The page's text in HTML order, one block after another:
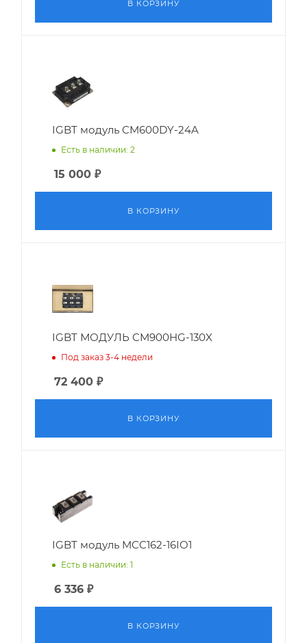
В КОРЗИНУ
IGBT модуль CM600DY-24A
Есть в наличии: 2
15 000 ₽
В КОРЗИНУ
IGBT МОДУЛЬ CM900HG-130X
Под заказ 3-4 недели
72 400 ₽
В КОРЗИНУ
IGBT модуль MCC162-16IO1
Есть в наличии: 1
6 336 ₽
В КОРЗИНУ